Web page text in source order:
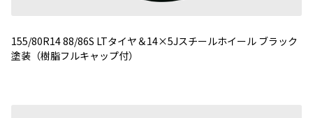
155/80R14 88/86S LTタイヤ＆14×5Jスチールホイール ブラック
塗装（樹脂フルキャップ付）